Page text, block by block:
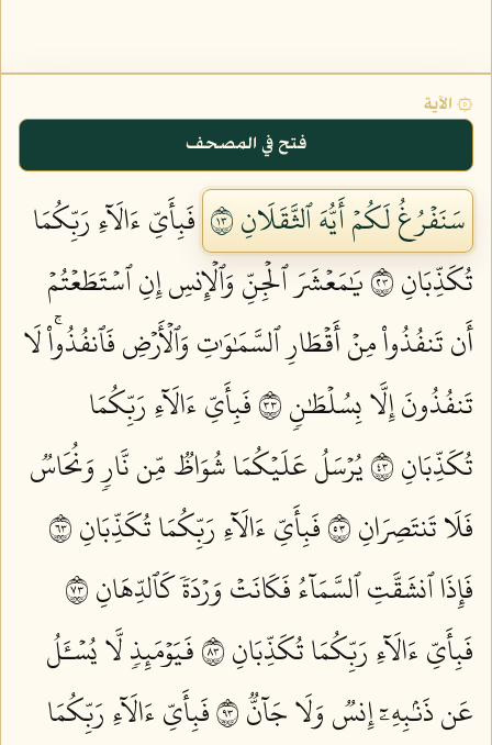
۞ الآية
فتح في المصحف
سَنَفۡرُغُ لَكُمۡ أَيُّهَ ٱلثَّقَلَانِ ٣١
فَبِأَيِّ ءَالَآءِ رَبِّكُمَا
تُكَذِّبَانِ ٣٢
يَٰمَعۡشَرَ ٱلۡجِنِّ وَٱلۡإِنسِ إِنِ ٱسۡتَطَعۡتُمۡ
أَن تَنفُذُواْ مِنۡ أَقۡطَارِ ٱلسَّمَٰوَٰتِ وَٱلۡأَرۡضِ فَٱنفُذُواْۚ لَا
تَنفُذُونَ إِلَّا بِسُلۡطَٰنٖ ٣٣
فَبِأَيِّ ءَالَآءِ رَبِّكُمَا
تُكَذِّبَانِ ٣٤
يُرۡسَلُ عَلَيۡكُمَا شُوَاظٞ مِّن نَّارٖ وَنُحَاسٞ
فَلَا تَنتَصِرَانِ ٣٥
فَبِأَيِّ ءَالَآءِ رَبِّكُمَا تُكَذِّبَانِ ٣٦
فَإِذَا ٱنشَقَّتِ ٱلسَّمَآءُ فَكَانَتۡ وَرۡدَةٗ كَٱلدِّهَانِ ٣٧
فَبِأَيِّ ءَالَآءِ رَبِّكُمَا تُكَذِّبَانِ ٣٨
فَيَوۡمَئِذٖ لَّا يُسۡـَٔلُ
عَن ذَنۢبِهِۦٓ إِنسٞ وَلَا جَآنّٞ ٣٩
فَبِأَيِّ ءَالَآءِ رَبِّكُمَا